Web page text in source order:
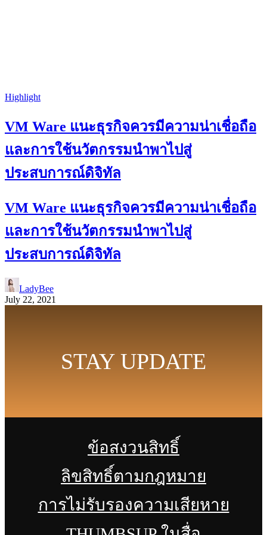
Highlight
VM Ware แนะธุรกิจควรมีความน่าเชื่อถือ
และการใช้นวัตกรรมนำพาไปสู่
ประสบการณ์ดิจิทัล
VM Ware แนะธุรกิจควรมีความน่าเชื่อถือ
และการใช้นวัตกรรมนำพาไปสู่
ประสบการณ์ดิจิทัล
LadyBee
July 22, 2021
STAY UPDATE
ข้อสงวนสิทธิ์
ลิขสิทธิ์ตามกฎหมาย
การไม่รับรองความเสียหาย